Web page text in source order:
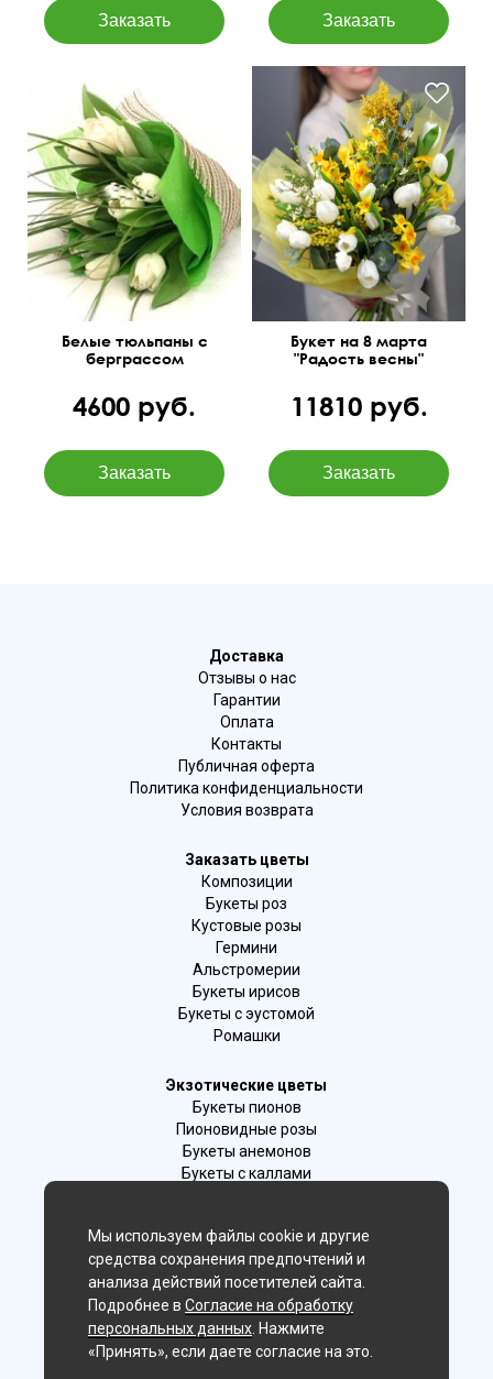
Белые тюльпаны с
берграссом
4600 руб.
Букет на 8 марта
"Радость весны"
11810 руб.
Доставка
Отзывы о нас
Гарантии
Оплата
Контакты
Публичная оферта
Политика конфиденциальности
Условия возврата
Заказать цветы
Композиции
Букеты роз
Кустовые розы
Гермини
Альстромерии
Букеты ирисов
Букеты с эустомой
Ромашки
Экзотические цветы
Букеты пионов
Пионовидные розы
Букеты анемонов
Букеты с каллами
Лаванда
Гиацинты
Мы в соц. сетях:
Хабаровск
Мы используем файлы cookie и другие
средства сохранения предпочтений и
анализа действий посетителей сайта.
Подробнее в Согласие на обработку
персональных данных . Нажмите
«Принять», если даете согласие на это.